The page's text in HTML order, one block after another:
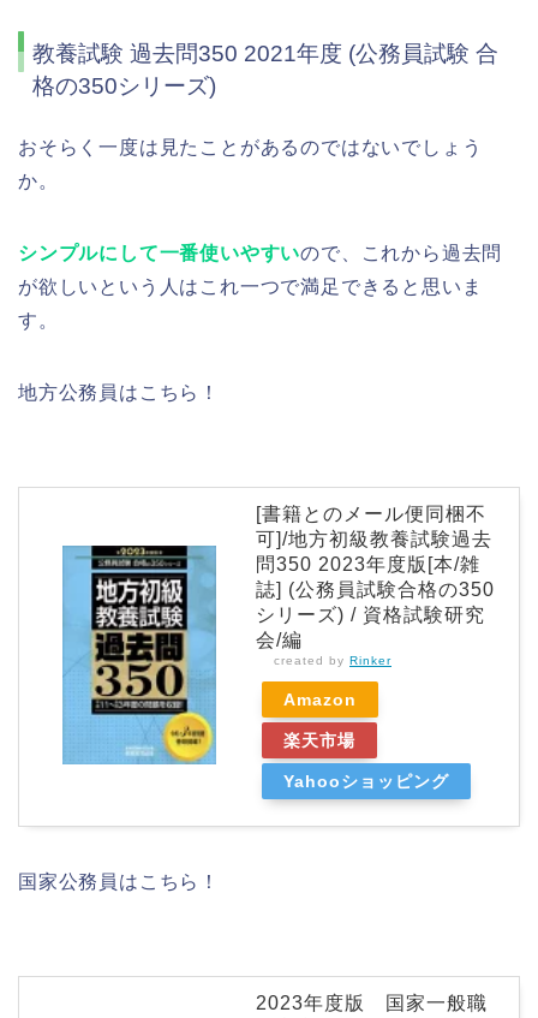
教養試験 過去問350 2021年度 (公務員試験 合
格の350シリーズ)
おそらく一度は見たことがあるのではないでしょう
か。
シンプルにして一番使いやすいので、これから過去問
が欲しいという人はこれ一つで満足できると思いま
す。
地方公務員はこちら！
[書籍とのメール便同梱不
可]/地方初級教養試験過去
問350 2023年度版[本/雑
誌] (公務員試験合格の350
シリーズ) / 資格試験研究
会/編
created by Rinker
Amazon
楽天市場
Yahooショッピング
国家公務員はこちら！
2023年度版 国家一般職